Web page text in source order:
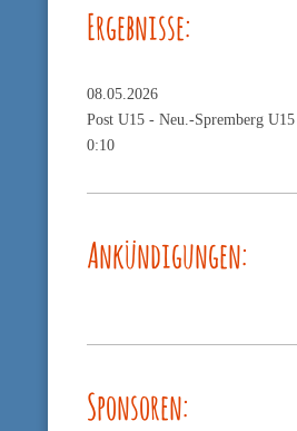
Ergebnisse:
08.05.2026
Post U15 - Neu.-Spremberg U15
0:10
Ankündigungen:
Sponsoren: